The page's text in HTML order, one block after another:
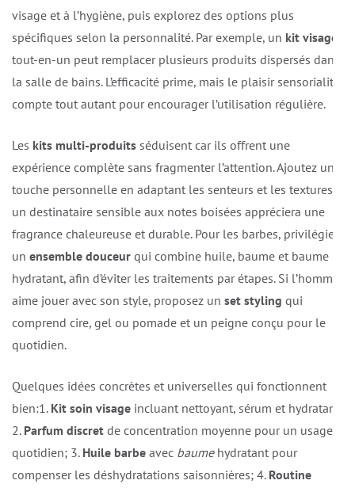
visage et à l’hygiène, puis explorez des options plus
spécifiques selon la personnalité. Par exemple, un kit visage
tout-en-un peut remplacer plusieurs produits dispersés dans
la salle de bains. L’efficacité prime, mais le plaisir sensorialité
compte tout autant pour encourager l’utilisation régulière.
Les kits multi-produits séduisent car ils offrent une
expérience complète sans fragmenter l’attention. Ajoutez une
touche personnelle en adaptant les senteurs et les textures;
un destinataire sensible aux notes boisées appréciera une
fragrance chaleureuse et durable. Pour les barbes, privilégiez
un ensemble douceur qui combine huile, baume et baume
hydratant, afin d’éviter les traitements par étapes. Si l’homme
aime jouer avec son style, proposez un set styling qui
comprend cire, gel ou pomade et un peigne conçu pour le
quotidien.
Quelques idées concrètes et universelles qui fonctionnent
bien:1. Kit soin visage incluant nettoyant, sérum et hydratant;
2. Parfum discret de concentration moyenne pour un usage
quotidien; 3. Huile barbe avec baumehydratant pour
compenser les déshydratations saisonnières; 4. Routine